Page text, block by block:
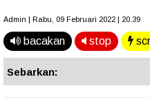
Admin | Rabu, 09 Februari 2022 | 20.39
bacakan stop
Sebarkan: